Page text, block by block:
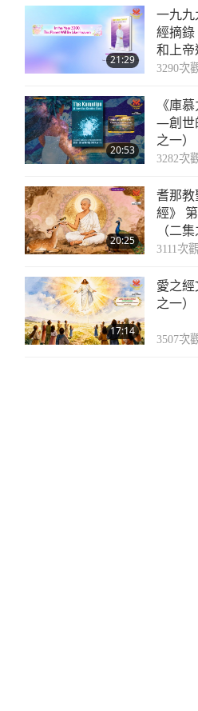
21:29
一九
經摘
和上帝
（純素
3290次
20:53
《庫
—創世
之一）
3282次
20:25
耆那
經》
（二
3111次
17:14
愛之
之一）
3507次